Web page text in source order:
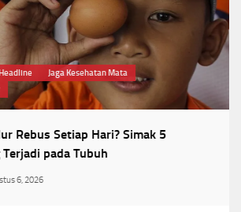
Headline
Jaga Kesehatan Mata
Rebus Setiap Hari? Simak 5
pada Tubuh
6, 2026